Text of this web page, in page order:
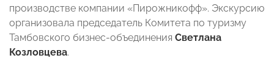
производстве компании «Пирожникофф». Экскурсию
организовала председатель Комитета по туризму
Тамбовского бизнес-объединения Светлана
Козловцева.